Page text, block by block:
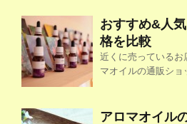
おすすめ&人
格を比較
近くに売っているお
マオイルの通販ショ
アロマオイル